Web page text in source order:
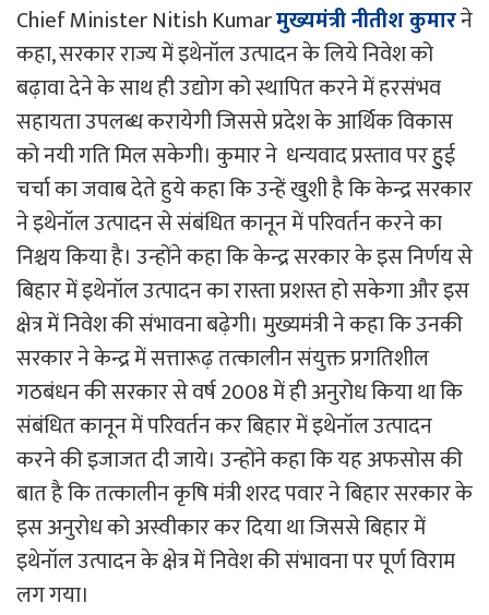
Chief Minister Nitish Kumarमुख्यमंत्री नीतीश कुमारने
कहा, सरकार राज्य में इथेनॉल उत्पादन के लिये निवेश को
बढ़ावा देने के साथ ही उद्योग को स्थापित करने में हरसंभव
सहायता उपलब्ध करायेगी जिससे प्रदेश के आर्थिक विकास
को नयी गति मिल सकेगी। कुमार ने धन्यवाद प्रस्ताव पर हुुई
चर्चा का जवाब देते हुये कहा कि उन्हें खुशी है कि केन्द्र सरकार
ने इथेनॉल उत्पादन से संबंधित कानून में परिवर्तन करने का
निश्चय किया है। उन्होंने कहा कि केन्द्र सरकार के इस निर्णय से
बिहार में इथेनॉल उत्पादन का रास्ता प्रशस्त हो सकेगा और इस
क्षेत्र में निवेश की संभावना बढ़ेगी। मुख्यमंत्री ने कहा कि उनकी
सरकार ने केन्द्र में सत्तारूढ़ तत्कालीन संयुक्त प्रगतिशील
गठबंधन की सरकार से वर्ष 2008 में ही अनुरोध किया था कि
संबंधित कानून में परिवर्तन कर बिहार में इथेनॉल उत्पादन
करने की इजाजत दी जाये। उन्होंने कहा कि यह अफसोस की
बात है कि तत्कालीन कृषि मंत्री शरद पवार ने बिहार सरकार के
इस अनुरोध को अस्वीकार कर दिया था जिससे बिहार में
इथेनॉल उत्पादन के क्षेत्र में निवेश की संभावना पर पूर्ण विराम
लग गया।